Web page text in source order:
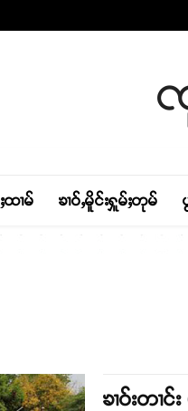
ထၢမ် ၶၢဝ်ႇမိူင်းႁူမ်ႈတုမ်
ၶၢဝ်းတၢ